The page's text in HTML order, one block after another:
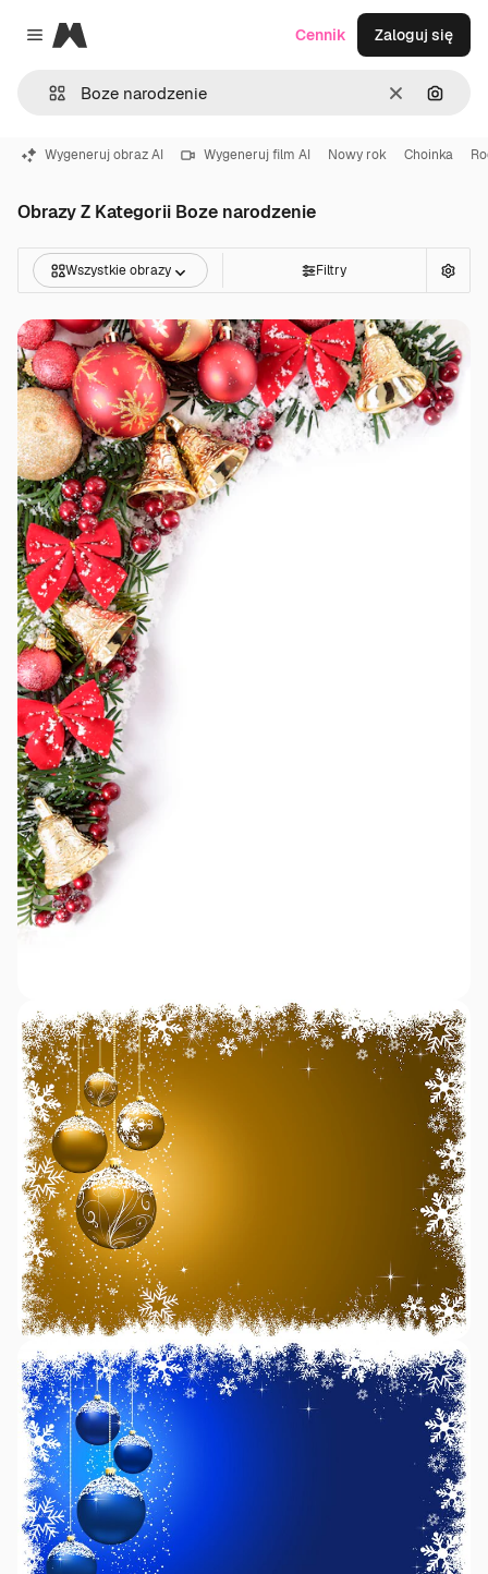
Close menu
Magnific
WyczyśćSzukaj
Cennik Zaloguj się
Wygeneruj obraz AI Wygeneruj film AI Nowy rok Choinka
Obrazy Z Kategorii Boze narodzenie
Wszystkie obrazy Filtry